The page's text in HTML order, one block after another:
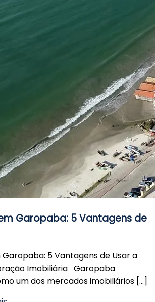
Garopaba: 5 Vantagens de
5 Vantagens de Usar a
Imobiliária Garopaba
um dos mercados imobiliários […]